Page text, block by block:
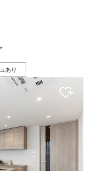
あり